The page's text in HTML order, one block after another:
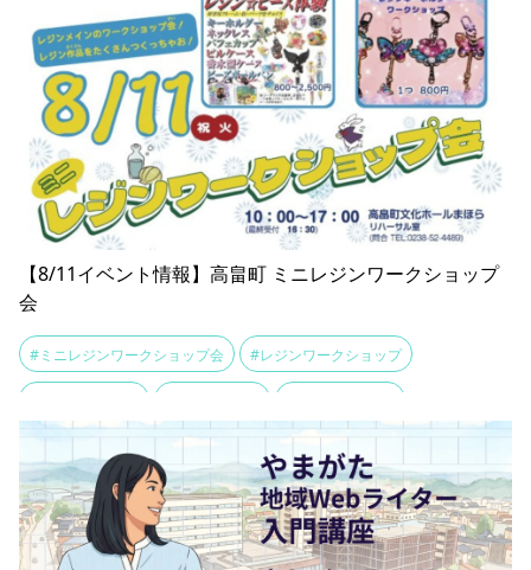
【8/11イベント情報】高畠町 ミニレジンワークショップ
会
#ミニレジンワークショップ会 #レジンワークショップ